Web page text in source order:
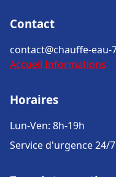
Contact
contact@chauffe-eau-
Accueil Informations
Horaires
Lun-Ven: 8h-19h
Service d'urgence 24/7